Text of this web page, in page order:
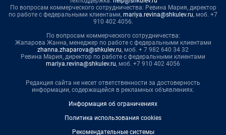
По вопросам коммерческого сотрудничества: Ревина Мария, директор
по работе с федеральными клиентами, mariya.revina@shkulev.ru, моб. +7
910 402 4056.
По вопросам коммерческого сотрудничества:
Жапарова Жанна, менеджер по работе с федеральными клиентами
zhanna.zhaparova@shkulev.ru, моб. + 7 982 640 34 32
Ревина Мария, директор по работе с федеральными клиентами
mariya.revina@shkulev.ru, моб. +7 910 402 4056
Редакция сайта не несет ответственности за достоверность
информации, содержащейся в рекламных объявлениях.
Информация об ограничениях
Политика использования cookies
Рекомендательные системы